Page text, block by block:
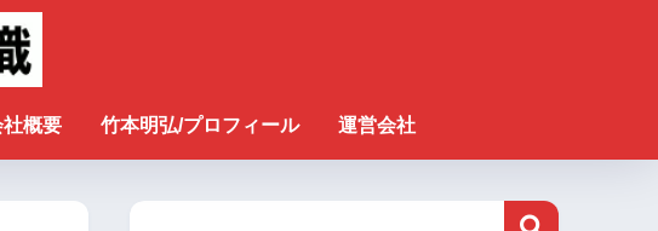
概要 竹本明弘/プロフィール 運営会社